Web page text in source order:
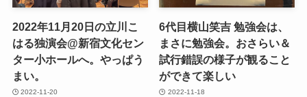
2022年11月20日の立川こ
はる独演会@新宿文化セン
ター小ホールへ。やっぱう
まい。
2022-11-20
6代目横山笑吉 勉強会は、
まさに勉強会。おさらい＆
試行錯誤の様子が観ること
ができて楽しい
2022-11-18